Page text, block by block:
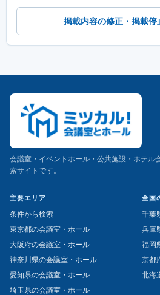
掲載内容の修正・掲載停
会議室・イベントホール・公共施設・ホテル
索サイトです。
主要エリア
条件から検索
東京都の会議室・ホール
大阪府の会議室・ホール
神奈川県の会議室・ホール
愛知県の会議室・ホール
埼玉県の会議室・ホール
全国
千葉
兵庫
福岡
京都
北海